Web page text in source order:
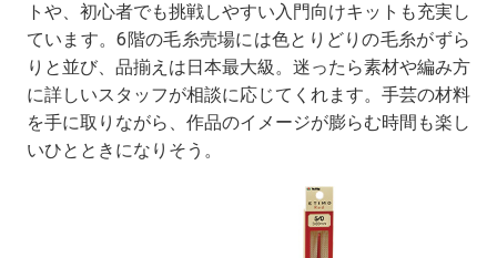
トや、初心者でも挑戦しやすい入門向けキットも充実し
ています。6階の毛糸売場には色とりどりの毛糸がずら
りと並び、品揃えは日本最大級。迷ったら素材や編み方
に詳しいスタッフが相談に応じてくれます。手芸の材料
を手に取りながら、作品のイメージが膨らむ時間も楽し
いひとときになりそう。